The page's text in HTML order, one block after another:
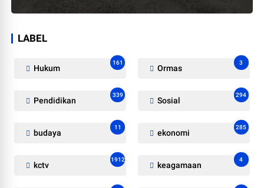
LABEL
Hukum
161
Ormas
3
Pendidikan
339
Sosial
294
budaya
11
ekonomi
285
kctv
1912
keagamaan
4